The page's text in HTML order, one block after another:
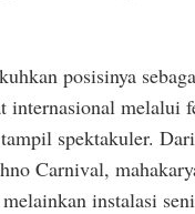
posisinya
internasional melalui
spektakuler.
Carnival,
instalasi